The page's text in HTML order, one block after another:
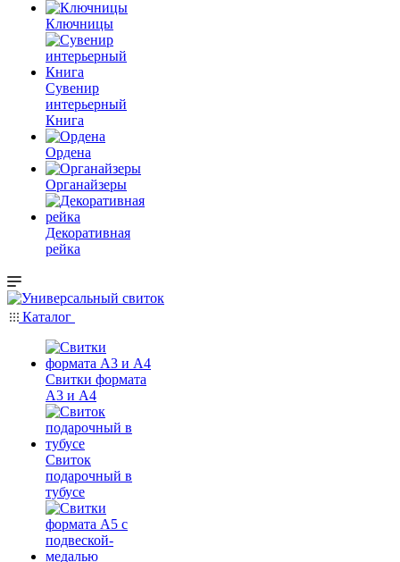
Ключницы
Сувенир
интерьерный
Книга
Ордена
Органайзеры
Декоративная
рейка
Каталог
Свитки формата
А3 и А4
Свиток
подарочный в
тубусе